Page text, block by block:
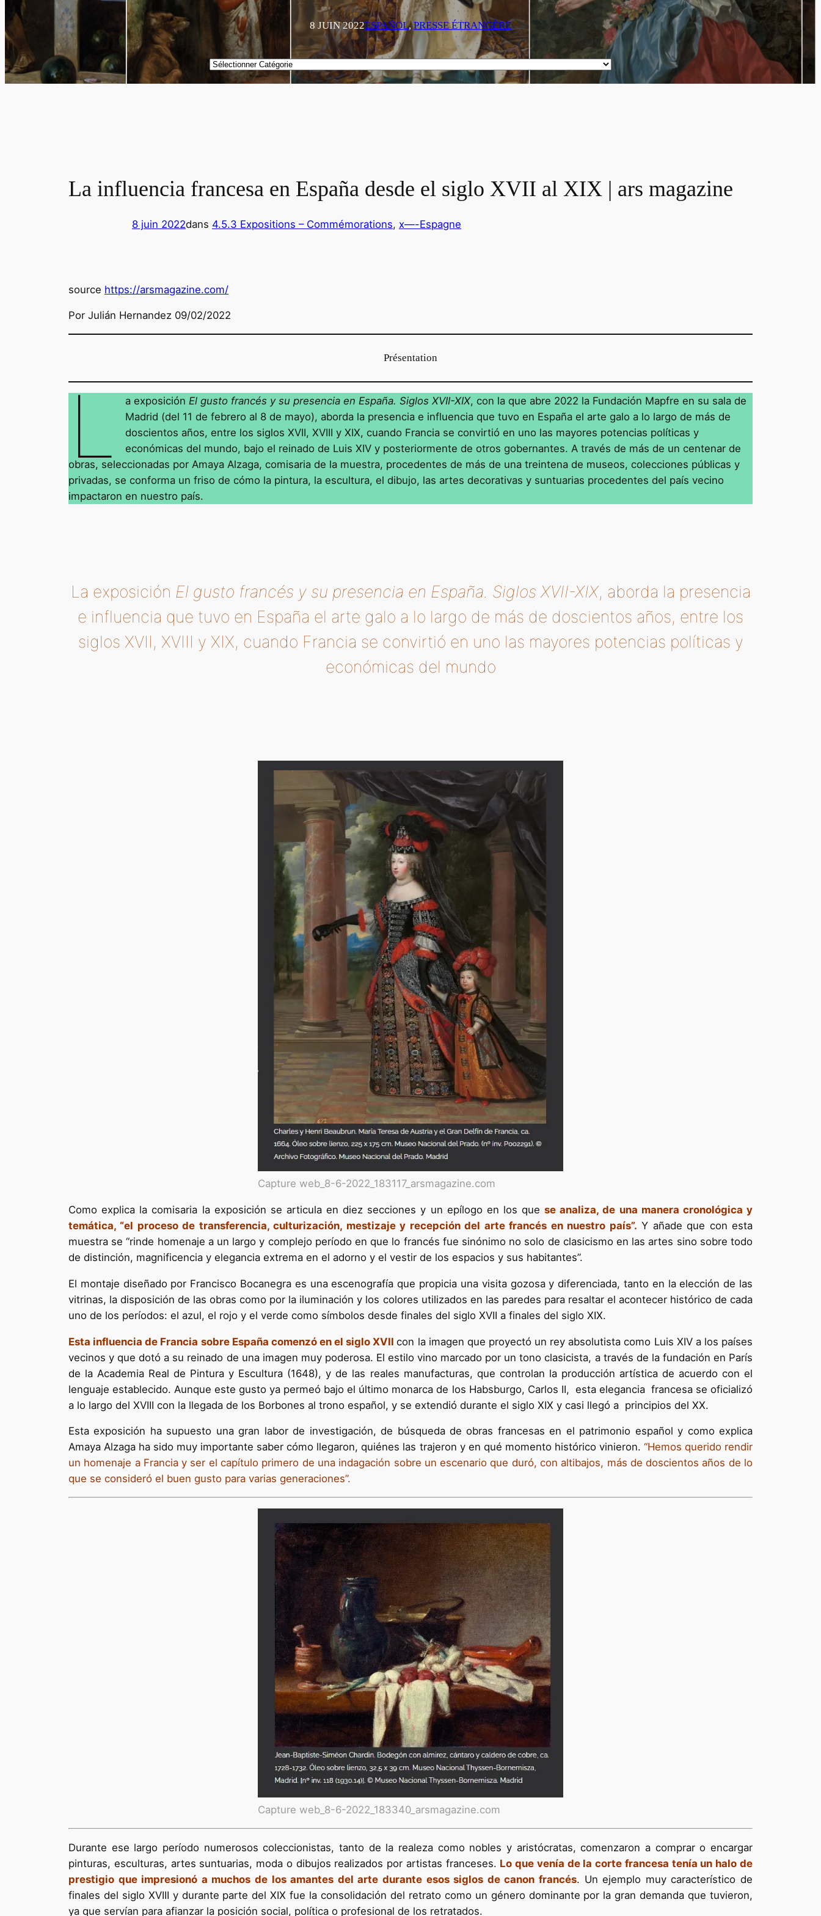
8 JUIN 2022ESPAÑOL, PRESSE ÉTRANGÈRE
Catégories
La influencia francesa en España desde el siglo XVII al XIX | ars magazine
8 juin 2022dans 4.5.3 Expositions – Commémorations, x—-Espagne
source https://arsmagazine.com/
Por Julián Hernandez 09/02/2022
Présentation
L a exposiciónEl gusto francés y su presencia en España. Siglos XVII-XIX, con la que abre 2022 la Fundación Mapfre en su sala de
Madrid (del 11 de febrero al 8 de mayo), aborda la presencia e influencia que tuvo en España el arte galo a lo largo de más de
doscientos años, entre los siglos XVII, XVIII y XIX, cuando Francia se convirtió en uno las mayores potencias políticas y
económicas del mundo, bajo el reinado de Luis XIV y posteriormente de otros gobernantes. A través de más de un centenar de
obras, seleccionadas por Amaya Alzaga, comisaria de la muestra, procedentes de más de una treintena de museos, colecciones públicas y
privadas, se conforma un friso de cómo la pintura, la escultura, el dibujo, las artes decorativas y suntuarias procedentes del país vecino
impactaron en nuestro país.
La exposición El gusto francés y su presencia en España. Siglos XVII-XIX, aborda la presencia
e influencia que tuvo en España el arte galo a lo largo de más de doscientos años, entre los
siglos XVII, XVIII y XIX, cuando Francia se convirtió en uno las mayores potencias políticas y
económicas del mundo
Capture web_8-6-2022_183117_arsmagazine.com
Como explica la comisaria la exposición se articula en diez secciones y un epílogo en los quese analiza, de una manera cronológica y
temática, “el proceso de transferencia, culturización, mestizaje y recepción del arte francés en nuestro país”. Y añade que con esta
muestra se “rinde homenaje a un largo y complejo período en que lo francés fue sinónimo no solo de clasicismo en las artes sino sobre todo
de distinción, magnificencia y elegancia extrema en el adorno y el vestir de los espacios y sus habitantes”.
El montaje diseñado por Francisco Bocanegra es una escenografía que propicia una visita gozosa y diferenciada, tanto en la elección de las
vitrinas, la disposición de las obras como por la iluminación y los colores utilizados en las paredes para resaltar el acontecer histórico de cada
uno de los períodos: el azul, el rojo y el verde como símbolos desde finales del siglo XVII a finales del siglo XIX.
Esta influencia de Francia sobre España comenzó en el siglo XVII con la imagen que proyectó un rey absolutista como Luis XIV a los países
vecinos y que dotó a su reinado de una imagen muy poderosa. El estilo vino marcado por un tono clasicista, a través de la fundación en París
de la Academia Real de Pintura y Escultura (1648), y de las reales manufacturas, que controlan la producción artística de acuerdo con el
lenguaje establecido. Aunque este gusto ya permeó bajo el último monarca de los Habsburgo, Carlos II, esta elegancia francesa se oficializó
a lo largo del XVIII con la llegada de los Borbones al trono español, y se extendió durante el siglo XIX y casi llegó a principios del XX.
Esta exposición ha supuesto una gran labor de investigación, de búsqueda de obras francesas en el patrimonio español y como explica
Amaya Alzaga ha sido muy importante saber cómo llegaron, quiénes las trajeron y en qué momento histórico vinieron. “Hemos querido rendir
un homenaje a Francia y ser el capítulo primero de una indagación sobre un escenario que duró, con altibajos, más de doscientos años de lo
que se consideró el buen gusto para varias generaciones”.
Capture web_8-6-2022_183340_arsmagazine.com
Durante ese largo período numerosos coleccionistas, tanto de la realeza como nobles y aristócratas, comenzaron a comprar o encargar
pinturas, esculturas, artes suntuarias, moda o dibujos realizados por artistas franceses. Lo que venía de la corte francesa tenía un halo de
prestigio que impresionó a muchos de los amantes del arte durante esos siglos de canon francés. Un ejemplo muy característico de
finales del siglo XVIII y durante parte del XIX fue la consolidación del retrato como un género dominante por la gran demanda que tuvieron,
ya que servían para afianzar la posición social, política o profesional de los retratados.